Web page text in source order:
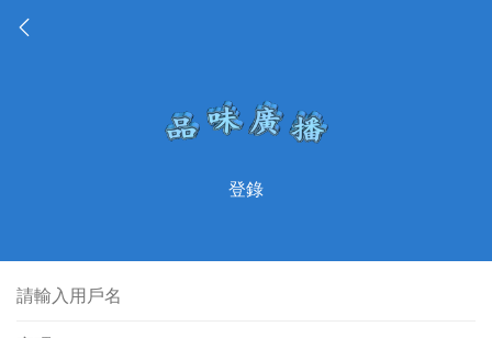
登錄